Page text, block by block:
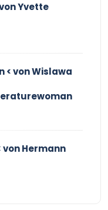
Yvette
< von Wislawa
von Hermann